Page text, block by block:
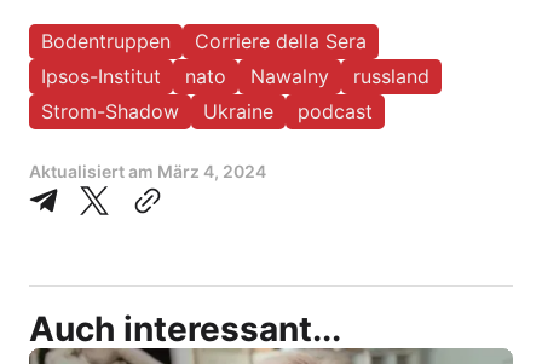
Bodentruppen
Corriere della Sera
Ipsos-Institut
nato Nawalny
russland
Strom-Shadow
Ukraine podcast
Aktualisiert am März 4, 2024
Auch interessant...